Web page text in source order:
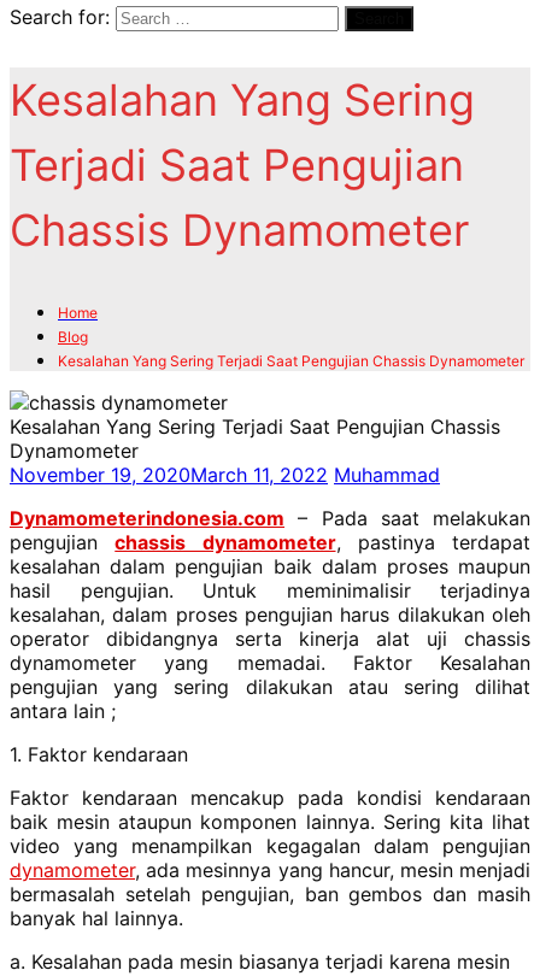
Search for:
Kesalahan Yang Sering
Terjadi Saat Pengujian
Chassis Dynamometer
Home
Blog
Kesalahan Yang Sering Terjadi Saat Pengujian Chassis Dynamometer
Kesalahan Yang Sering Terjadi Saat Pengujian Chassis
Dynamometer
November 19, 2020March 11, 2022 Muhammad
Dynamometerindonesia.com – Pada saat melakukan
pengujianchassis dynamometer, pastinya terdapat
kesalahan dalam pengujian baik dalam proses maupun
hasil pengujian. Untuk meminimalisir terjadinya
kesalahan, dalam proses pengujian harus dilakukan oleh
operator dibidangnya serta kinerja alat uji chassis
dynamometer yang memadai. Faktor Kesalahan
pengujian yang sering dilakukan atau sering dilihat
antara lain ;
1. Faktor kendaraan
Faktor kendaraan mencakup pada kondisi kendaraan
baik mesin ataupun komponen lainnya. Sering kita lihat
video yang menampilkan kegagalan dalam pengujian
dynamometer, ada mesinnya yang hancur, mesin menjadi
bermasalah setelah pengujian, ban gembos dan masih
banyak hal lainnya.
a. Kesalahan pada mesin biasanya terjadi karena mesin